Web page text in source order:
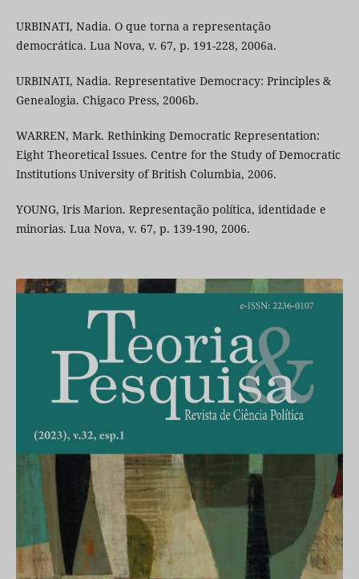
URBINATI, Nadia. O que torna a representação
democrática. Lua Nova, v. 67, p. 191-228, 2006a.
URBINATI, Nadia. Representative Democracy: Principles &
Genealogia. Chigaco Press, 2006b.
WARREN, Mark. Rethinking Democratic Representation:
Eight Theoretical Issues. Centre for the Study of Democratic
Institutions University of British Columbia, 2006.
YOUNG, Iris Marion. Representação política, identidade e
minorias. Lua Nova, v. 67, p. 139-190, 2006.